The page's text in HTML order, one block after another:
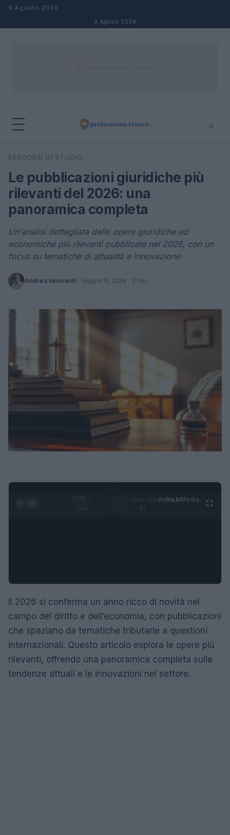
Salta al contenuto
9 Agosto 2026
9 Agosto 2026
⌕
Cerca
PERCORSI DI STUDIO
Le pubblicazioni giuridiche più
rilevanti del 2026: una
panoramica completa
Un'analisi dettagliata delle opere giuridiche ed
economiche più rilevanti pubblicate nel 2026, con un
focus su tematiche di attualità e innovazione
Andrea Innocenti · Giugno 9, 2026 · 3 min
0:29 /
AdhubMedia
Il 2026 si conferma un anno ricco di novità nel
campo del diritto e dell’economia, con pubblicazioni
che spaziano da tematiche tributarie a questioni
internazionali. Questo articolo esplora le opere più
rilevanti, offrendo una panoramica completa sulle
tendenze attuali e le innovazioni nel settore.